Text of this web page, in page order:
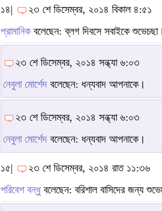
১৪|
২৩ শে ডিসেম্বর, ২০১৪ বিকাল ৪:৫১
প্রামানিকবলেছেন: ব্লগ দিবসে সবাইকে শুভেচছা।
২৩ শে ডিসেম্বর, ২০১৪ সন্ধ্যা ৬:০৩
নেবুলা মোর্শেদ বলেছেন: ধন্যবাদ আপনাকে।
২৩ শে ডিসেম্বর, ২০১৪ সন্ধ্যা ৬:০৩
নেবুলা মোর্শেদ বলেছেন: ধন্যবাদ আপনাকে।
১৫|
২৩ শে ডিসেম্বর, ২০১৪ রাত ১১:৩৬
পরিবেশ বন্ধুবলেছেন: বরিশাল বাসিদের জন্য